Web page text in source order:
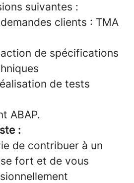
suivantes :
clients : TMA
de spécifications
de tests
ABAP.
:
de contribuer à un
fort et de vous